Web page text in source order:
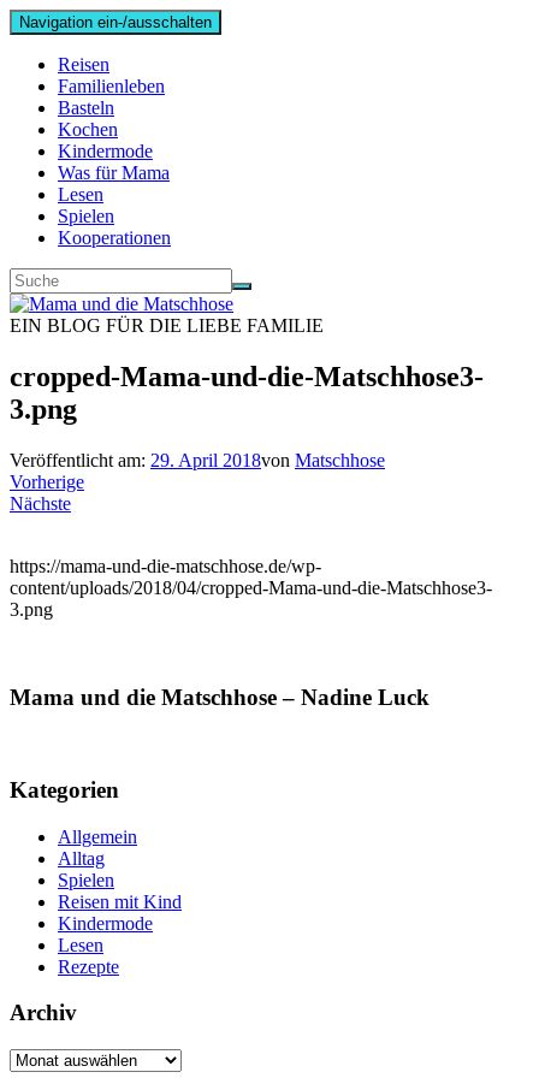
Navigation ein-/ausschalten
Reisen
Familienleben
Basteln
Kochen
Kindermode
Was für Mama
Lesen
Spielen
Kooperationen
EIN BLOG FÜR DIE LIEBE FAMILIE
cropped-Mama-und-die-Matschhose3-
3.png
Veröffentlicht am: 29. April 2018von Matschhose
Vorherige
Nächste
https://mama-und-die-matschhose.de/wp-
content/uploads/2018/04/cropped-Mama-und-die-Matschhose3-
3.png
Mama und die Matschhose – Nadine Luck
Kategorien
Allgemein
Alltag
Spielen
Reisen mit Kind
Kindermode
Lesen
Rezepte
Archiv
Archiv